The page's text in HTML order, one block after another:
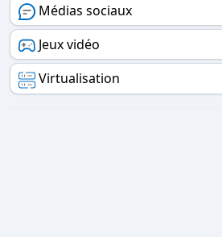
Médias sociaux
Jeux vidéo
Virtualisation